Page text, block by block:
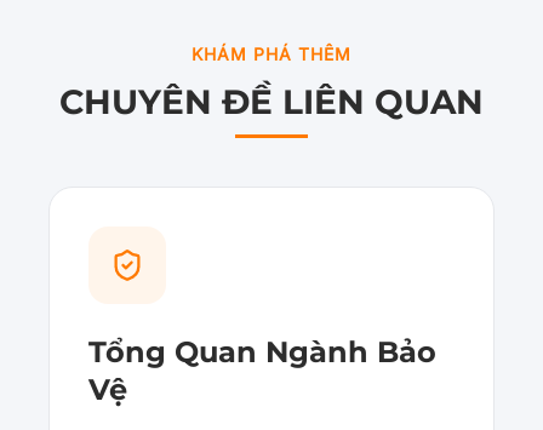
KHÁM PHÁ THÊM
CHUYÊN ĐỀ LIÊN QUAN
Tổng Quan Ngành Bảo
Vệ